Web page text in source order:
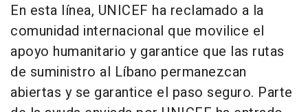
En esta línea, UNICEF ha reclamado a la
comunidad internacional que movilice el
apoyo humanitario y garantice que las rutas
de suministro al Líbano permanezcan
abiertas y se garantice el paso seguro. Parte